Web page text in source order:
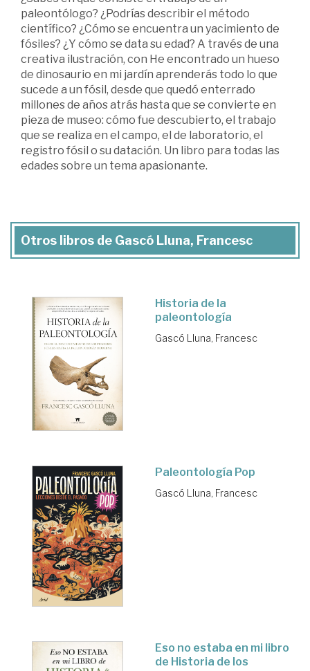
paleontólogo? ¿Podrías describir el método
científico? ¿Cómo se encuentra un yacimiento de
fósiles? ¿Y cómo se data su edad? A través de una
creativa ilustración, con He encontrado un hueso
de dinosaurio en mi jardín aprenderás todo lo que
sucede a un fósil, desde que quedó enterrado
millones de años atrás hasta que se convierte en
pieza de museo: cómo fue descubierto, el trabajo
que se realiza en el campo, el de laboratorio, el
registro fósil o su datación. Un libro para todas las
edades sobre un tema apasionante.
Otros libros de Gascó Lluna, Francesc
Historia de la
paleontología
Gascó Lluna, Francesc
Paleontología Pop
Gascó Lluna, Francesc
Eso no estaba en mi libro
de Historia de los